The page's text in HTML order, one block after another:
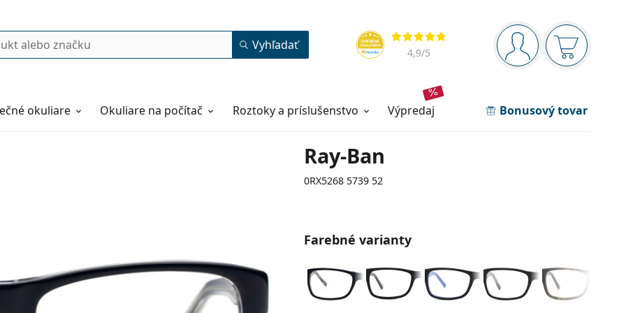
Navigačný panel
ste prihláseníNákupný
Hodnotenia
4,9/5
Vyhľadať
okuliare Okuliare na počítač Roztoky a príslušenstvo výpredaj Bonusový tovar
Ray-Ban
0RX5268 5739 52
Farebné varianty